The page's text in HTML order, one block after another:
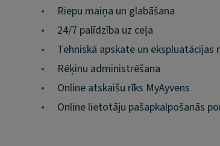
•
Riepu maiņa un glabāšana
•
24/7 palīdzība uz ceļa
•
Tehniskā apskate un ekspluatācijas
•
Rēķinu administrēšana
•
Online atskaišu rīks MyAyvens
•
Online lietotāju pašapkalpošanās